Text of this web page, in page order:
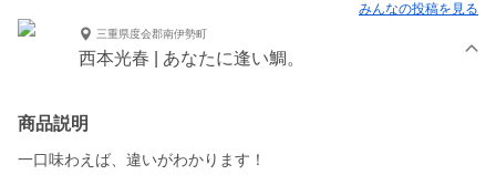
みんなの投稿を見る
三重県度会郡南伊勢町
西本光春 | あなたに逢い鯛。
商品説明
一口味わえば、違いがわかります！